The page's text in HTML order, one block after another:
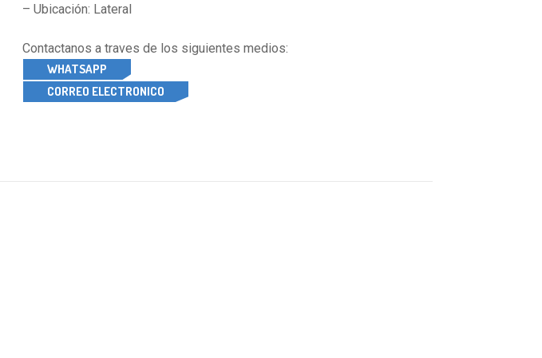
– Ubicación: Lateral
Contactanos a traves de los siguientes medios:
WHATSAPP
CORREO ELECTRONICO